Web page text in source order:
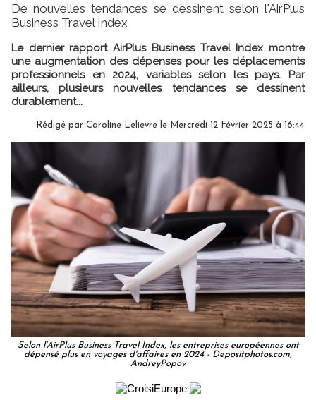
De nouvelles tendances se dessinent selon l'AirPlus
Business Travel Index
Le dernier rapport AirPlus Business Travel Index montre
une augmentation des dépenses pour les déplacements
professionnels en 2024, variables selon les pays. Par
ailleurs, plusieurs nouvelles tendances se dessinent
durablement...
Rédigé par Caroline Lelievre le Mercredi 12 Février 2025 à 16:44
Selon l'AirPlus Business Travel Index, les entreprises européennes ont
dépensé plus en voyages d'affaires en 2024 - Depositphotos.com,
AndreyPopov